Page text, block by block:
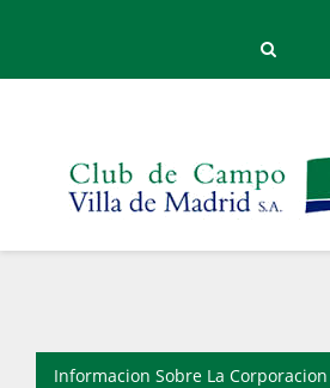
Informacion Sobre La Corporacion